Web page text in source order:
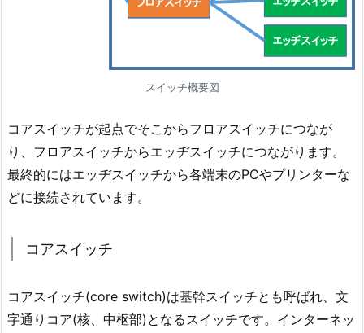
スイッチ概要図
コアスイッチが起点でそこからフロアスイッチにつなが
り、フロアスイッチからエッヂスイッチにつながります。
最終的にはエッヂスイッチから各端末のPCやプリンターな
どに接続されています。
コアスイッチ
コアスイッチ(core switch)は基幹スイッチとも呼ばれ、文
字通りコア(核、中枢部)となるスイッチです。インターネッ